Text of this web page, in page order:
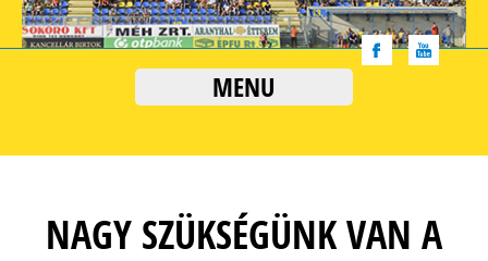
MENU
NAGY SZÜKSÉGÜNK VAN A